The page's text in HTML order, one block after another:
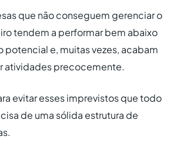
que não conseguem gerenciar o
tendem a performar bem abaixo
potencial e, muitas vezes, acabam
atividades precocemente.
evitar esses imprevistos que todo
de uma sólida estrutura de